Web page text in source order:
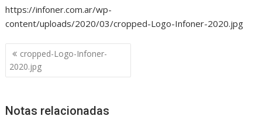
https://infoner.com.ar/wp-
content/uploads/2020/03/cropped-Logo-Infoner-2020.jpg
Navegación
de
entradas
cropped-Logo-Infoner-
2020.jpg
Notas relacionadas